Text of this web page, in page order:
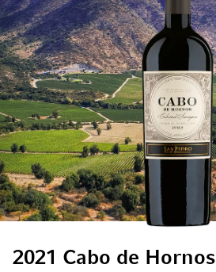
2021 Cabo de Hornos